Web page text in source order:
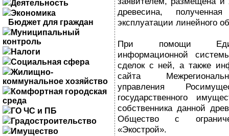
Деятельность
Экономика
Бюджет для граждан
Муниципальный
контроль
Налоги
Социальная сфера
Жилищно-
коммунальное хозяйство
Комфортная городская
среда
ГО ЧС и ПБ
Градостроительство
Имущество
древесина,
эксплуатации линейного
При помощи
информационной
сделок с ней, а также
сайта
управления
государственного
собственника данной
Общество с
«Экострой».